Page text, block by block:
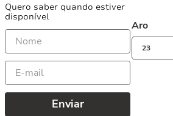
Aro
23
Quero saber quando estiver
disponível
Enviar